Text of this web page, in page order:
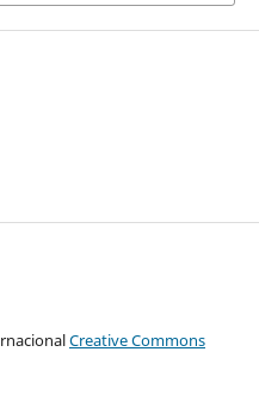
Creative Commons